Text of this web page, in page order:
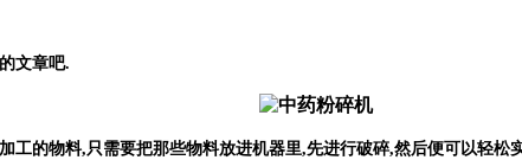
文章吧.
工的物料,只需要把那些物料放进机器里,先进行破碎,然后便可以轻